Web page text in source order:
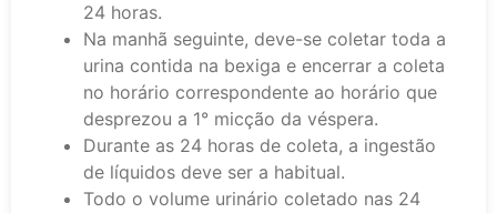
24 horas.
Na manhã seguinte, deve-se coletar toda a
urina contida na bexiga e encerrar a coleta
no horário correspondente ao horário que
desprezou a 1° micção da véspera.
Durante as 24 horas de coleta, a ingestão
de líquidos deve ser a habitual.
Todo o volume urinário coletado nas 24